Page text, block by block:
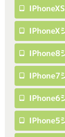
IPhoneX
IPhone8
IPhone7
IPhone6
IPhone5